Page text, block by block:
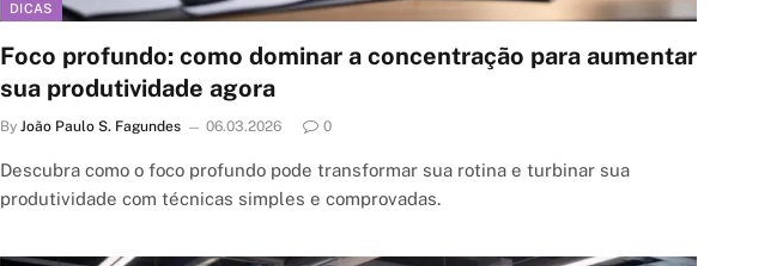
DICAS
Foco profundo: como dominar a concentração para aumentar
sua produtividade agora
By João Paulo S. Fagundes 06.03.2026 0
Descubra como o foco profundo pode transformar sua rotina e turbinar sua
produtividade com técnicas simples e comprovadas.